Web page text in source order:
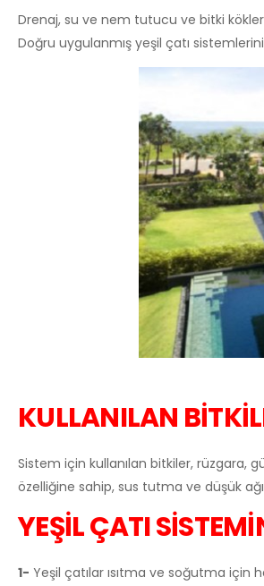
Drenaj, su ve nem tutucu ve bitki
Doğru uygulanmış yeşil çatı
KULLANILAN
Sistem için kullanılan bitkiler, rüzgara,
özelliğine sahip, sus tutma ve düşük
YEŞİL ÇATI
1- Yeşil çatılar ısıtma ve soğutma için